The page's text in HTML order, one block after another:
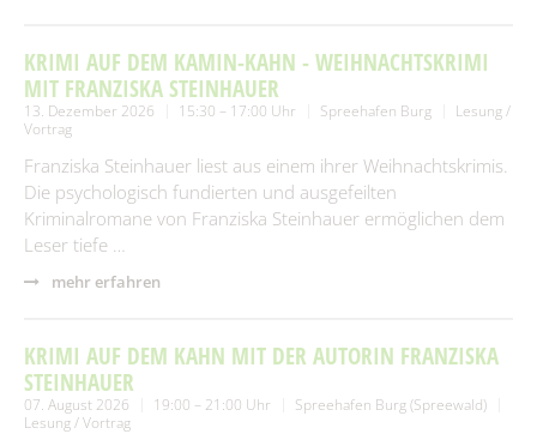
KRIMI AUF DEM KAMIN-KAHN - WEIHNACHTSKRIMI
MIT FRANZISKA STEINHAUER
13. Dezember 2026 15:30 – 17:00 Uhr Spreehafen Burg
Lesung /
Vortrag
Franziska Steinhauer liest aus einem ihrer Weihnachtskrimis.
Die psychologisch fundierten und ausgefeilten
Kriminalromane von Franziska Steinhauer ermöglichen dem
Leser tiefe …
mehr erfahren
KRIMI AUF DEM KAHN MIT DER AUTORIN FRANZISKA
STEINHAUER
07. August 2026 19:00 – 21:00 Uhr
Spreehafen Burg (Spreewald)
Lesung / Vortrag